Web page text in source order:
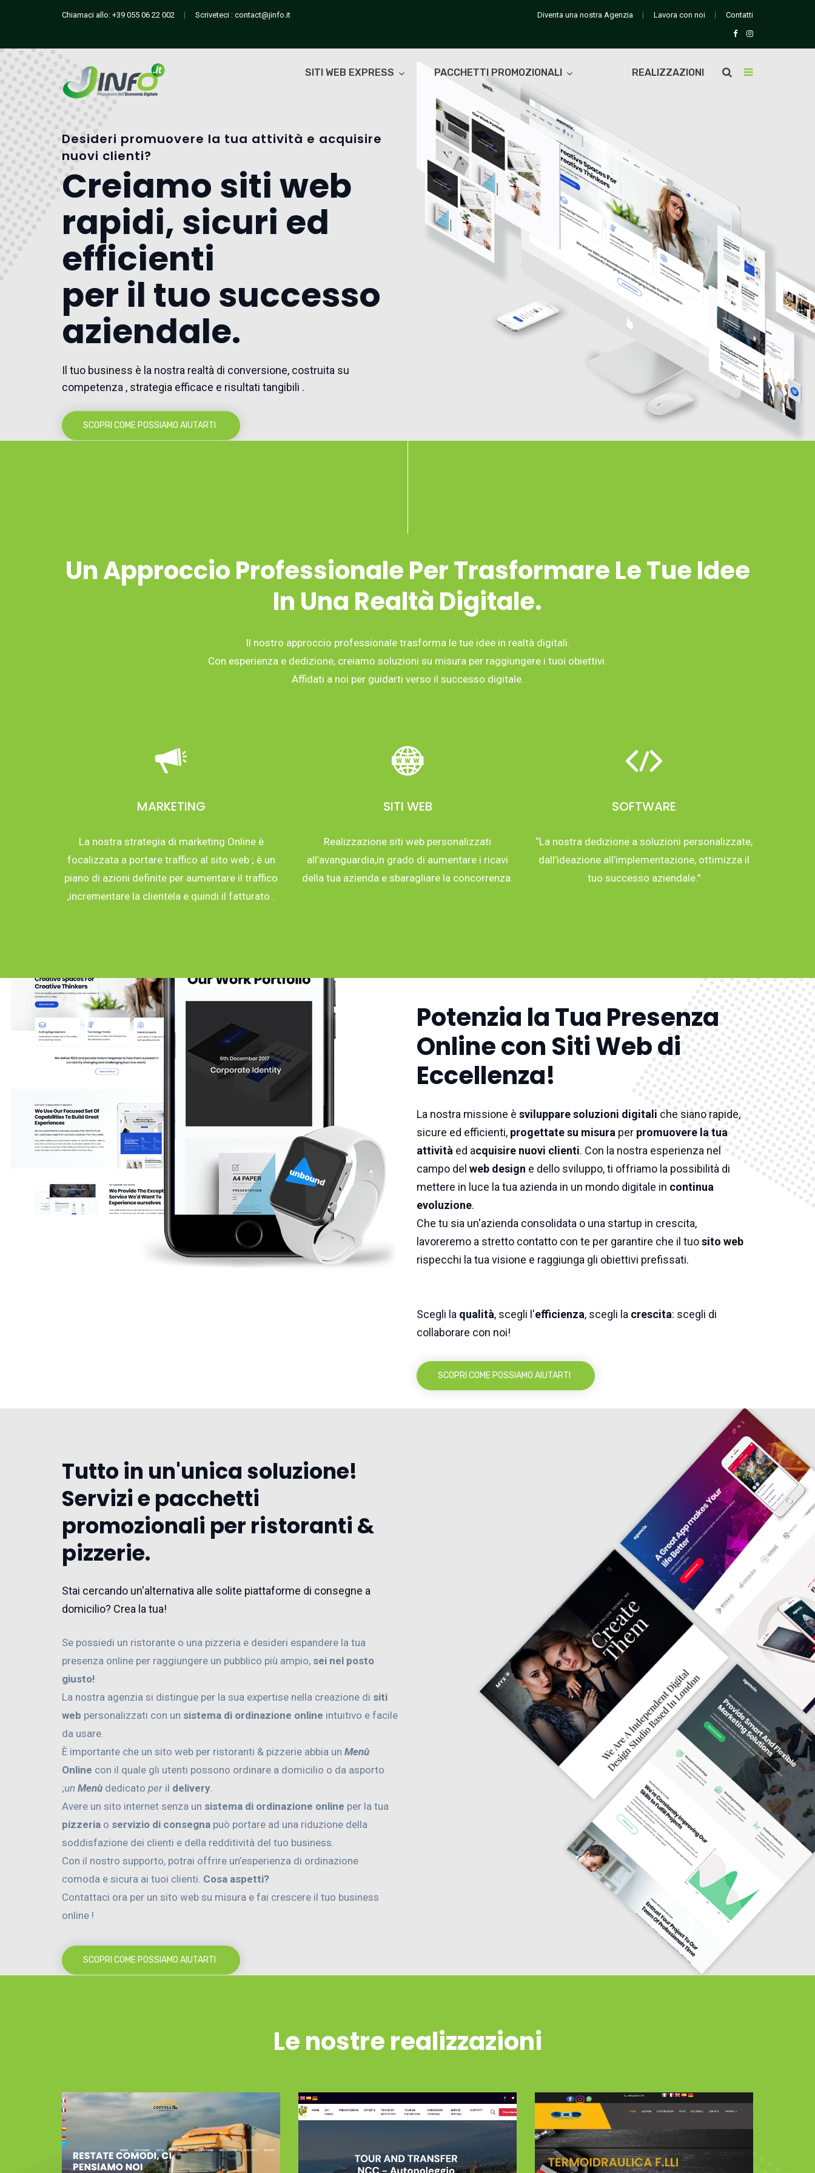
Chiamaci allo: +39 055 06 22 002 Scriveteci : contact@jinfo.it Diventa una nostra Agenzia Lavora con noi Contatti
SITI WEB EXPRESS PACCHETTI PROMOZIONALI REALIZZAZIONI
Desideri promuovere la tua attività e acquisire
nuovi clienti?
Creiamo siti web
rapidi, sicuri ed
efficienti
per il tuo successo
aziendale.
Il tuo business è la nostra realtà di conversione, costruita su
competenza , strategia efficace e risultati tangibili .
SCOPRI COME POSSIAMO AIUTARTI
Un Approccio Professionale Per Trasformare Le Tue Idee
In Una Realtà Digitale.
Il nostro approccio professionale trasforma le tue idee in realtà digitali.
Con esperienza e dedizione, creiamo soluzioni su misura per raggiungere i tuoi obiettivi.
Affidati a noi per guidarti verso il successo digitale.
MARKETING
La nostra strategia di marketing Online è
focalizzata a portare traffico al sito web ; è un
piano di azioni definite per aumentare il traffico
,incrementare la clientela e quindi il fatturato .
SITI WEB
Realizzazione siti web personalizzati
all’avanguardia,in grado di aumentare i ricavi
della tua azienda e sbaragliare la concorrenza.
SOFTWARE
“La nostra dedizione a soluzioni personalizzate,
dall’ideazione all’implementazione, ottimizza il
tuo successo aziendale.”
Potenzia la Tua Presenza
Online con Siti Web di
Eccellenza!
La nostra missione è sviluppare soluzioni digitali che siano rapide,
sicure ed efficienti, progettate su misura per promuovere la tua
attività ed acquisire nuovi clienti. Con la nostra esperienza nel
campo del web design e dello sviluppo, ti offriamo la possibilità di
mettere in luce la tua azienda in un mondo digitale in continua
evoluzione.
Che tu sia un'azienda consolidata o una startup in crescita,
lavoreremo a stretto contatto con te per garantire che il tuosito web
rispecchi la tua visione e raggiunga gli obiettivi prefissati.
Scegli la qualità, scegli l'efficienza, scegli la crescita: scegli di
collaborare con noi!
SCOPRI COME POSSIAMO AIUTARTI
Tutto in un'unica soluzione!
Servizi e pacchetti
promozionali per ristoranti &
pizzerie.
Stai cercando un'alternativa alle solite piattaforme di consegne a
domicilio? Crea la tua!
Se possiedi un ristorante o una pizzeria e desideri espandere la tua
presenza online per raggiungere un pubblico più ampio, sei nel posto
giusto!
La nostra agenzia si distingue per la sua expertise nella creazione di siti
web personalizzati con un sistema di ordinazione online intuitivo e facile
da usare.
È importante che un sito web per ristoranti & pizzerie abbia un Menù
Online con il quale gli utenti possono ordinare a domicilio o da asporto
;un Menù dedicato per il delivery.
Avere un sito internet senza un sistema di ordinazione online per la tua
pizzeria o servizio di consegna può portare ad una riduzione della
soddisfazione dei clienti e della redditività del tuo business.
Con il nostro supporto, potrai offrire un’esperienza di ordinazione
comoda e sicura ai tuoi clienti. Cosa aspetti?
Contattaci ora per un sito web su misura e fai crescere il tuo business
online !
SCOPRI COME POSSIAMO AIUTARTI
Le nostre realizzazioni